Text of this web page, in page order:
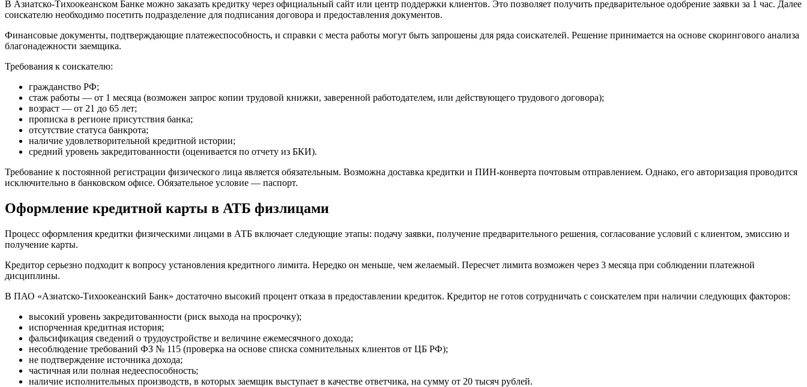
В Азиатско-Тихоокеанском Банке можно заказать кредитку через официальный сайт или центр поддержки клиентов. Это позволяет получить предварительное одобрение заявки за 1 час. Далее
соискателю необходимо посетить подразделение для подписания договора и предоставления документов.
Финансовые документы, подтверждающие платежеспособность, и справки с места работы могут быть запрошены для ряда соискателей. Решение принимается на основе скорингового анализа
благонадежности заемщика.
Требования к соискателю:
гражданство РФ;
стаж работы — от 1 месяца (возможен запрос копии трудовой книжки, заверенной работодателем, или действующего трудового договора);
возраст — от 21 до 65 лет;
прописка в регионе присутствия банка;
отсутствие статуса банкрота;
наличие удовлетворительной кредитной истории;
средний уровень закредитованности (оценивается по отчету из БКИ).
Требование к постоянной регистрации физического лица является обязательным. Возможна доставка кредитки и ПИН-конверта почтовым отправлением. Однако, его авторизация проводится
исключительно в банковском офисе. Обязательное условие — паспорт.
Оформление кредитной карты в АТБ физлицами
Процесс оформления кредитки физическими лицами в АТБ включает следующие этапы: подачу заявки, получение предварительного решения, согласование условий с клиентом, эмиссию и
получение карты.
Кредитор серьезно подходит к вопросу установления кредитного лимита. Нередко он меньше, чем желаемый. Пересчет лимита возможен через 3 месяца при соблюдении платежной
дисциплины.
В ПАО «Азиатско-Тихоокеанский Банк» достаточно высокий процент отказа в предоставлении кредиток. Кредитор не готов сотрудничать с соискателем при наличии следующих факторов:
высокий уровень закредитованности (риск выхода на просрочку);
испорченная кредитная история;
фальсификация сведений о трудоустройстве и величине ежемесячного дохода;
несоблюдение требований ФЗ № 115 (проверка на основе списка сомнительных клиентов от ЦБ РФ);
не подтверждение источника дохода;
частичная или полная недееспособность;
наличие исполнительных производств, в которых заемщик выступает в качестве ответчика, на сумму от 20 тысяч рублей.